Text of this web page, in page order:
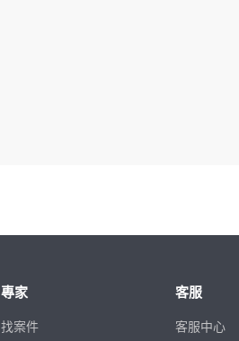
專家
找案件
客服
客服中心